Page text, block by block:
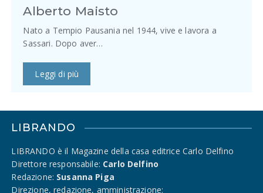
Alberto Maisto
Nato a Tempio Pausania nel 1944, vive e lavora a
Sassari. Dopo aver…
Leggi di più
LIBRANDO
LIBRANDO è il Magazine della casa editrice Carlo Delfino
Direttore responsabile: Carlo Delfino
Redazione: Susanna Piga
Direzione, redazione, amministrazione: